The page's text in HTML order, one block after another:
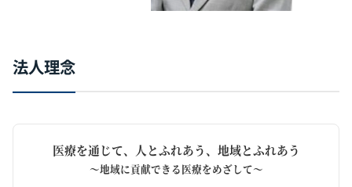
法人理念
医療を通じて、人とふれあう、地域とふれあう
～地域に貢献できる医療をめざして～